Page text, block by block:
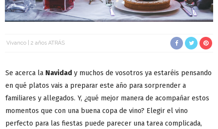
Vivanco 2 años ATRÁS
Se acerca la Navidad y muchos de vosotros ya estaréis pensando
en qué platos vais a preparar este año para sorprender a
familiares y allegados. Y, ¿qué mejor manera de acompañar estos
momentos que con una buena copa de vino? Elegir el vino
perfecto para las fiestas puede parecer una tarea complicada,